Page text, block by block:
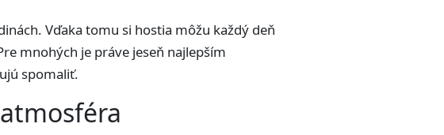
Vďaka tomu si hostia môžu každý deň
mnohých je práve jeseň najlepším
spomaliť.